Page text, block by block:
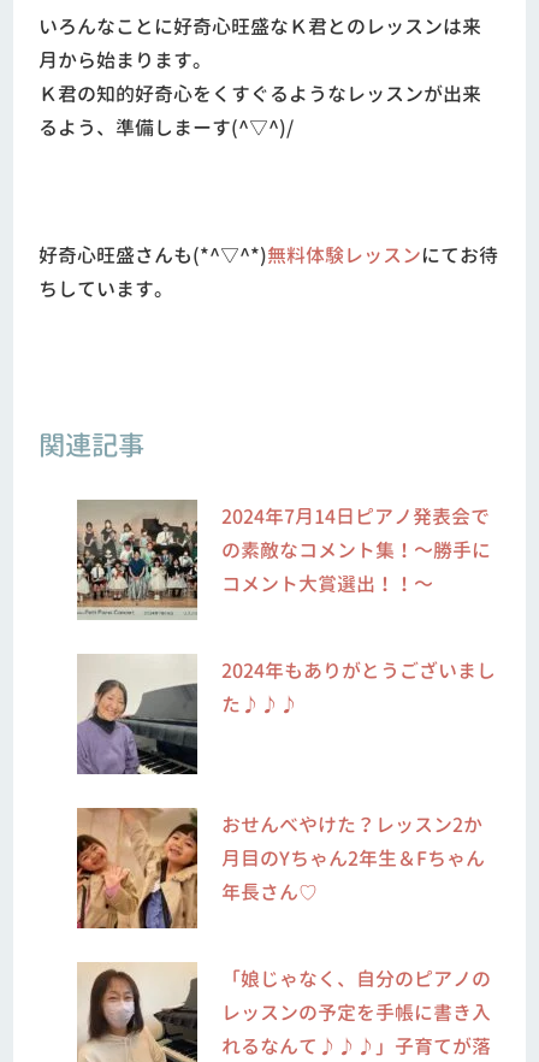
いろんなことに好奇心旺盛なＫ君とのレッスンは来
月から始まります。
Ｋ君の知的好奇心をくすぐるようなレッスンが出来
るよう、準備しまーす(^▽^)/
好奇心旺盛さんも(*^▽^*)無料体験レッスンにてお待
ちしています。
関連記事
2024年7月14日ピアノ発表会で
の素敵なコメント集！～勝手に
コメント大賞選出！！～
2024年もありがとうございまし
た♪♪♪
おせんべやけた？レッスン2か
月目のYちゃん2年生＆Fちゃん
年長さん♡
「娘じゃなく、自分のピアノの
レッスンの予定を手帳に書き入
れるなんて♪♪♪」子育てが落